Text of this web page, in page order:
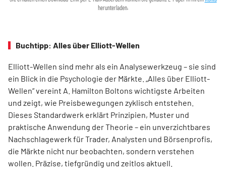
herunterladen.
Buchtipp: Alles über Elliott-Wellen
Elliott-Wellen sind mehr als ein Analysewerkzeug – sie sind
ein Blick in die Psychologie der Märkte. „Alles über Elliott-
Wellen“ vereint A. Hamilton Boltons wichtigste Arbeiten
und zeigt, wie Preisbewegungen zyklisch entstehen.
Dieses Standardwerk erklärt Prinzipien, Muster und
praktische Anwendung der Theorie – ein unverzichtbares
Nachschlagewerk für Trader, Analysten und Börsenprofis,
die Märkte nicht nur beobachten, sondern verstehen
wollen. Präzise, tiefgründig und zeitlos aktuell.